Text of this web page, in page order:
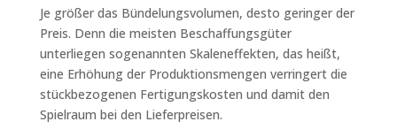
Je größer das Bündelungsvolumen, desto geringer der
Preis. Denn die meisten Beschaffungsgüter
unterliegen sogenannten Skaleneffekten, das heißt,
eine Erhöhung der Produktionsmengen verringert die
stückbezogenen Fertigungskosten und damit den
Spielraum bei den Lieferpreisen.